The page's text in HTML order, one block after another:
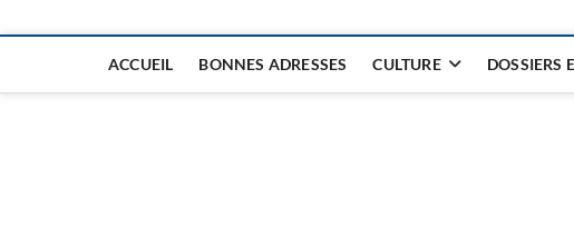
ACCUEIL BONNES ADRESSES CULTURE DOSSIERS